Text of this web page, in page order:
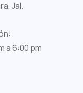
Jal.
a 6:00 pm